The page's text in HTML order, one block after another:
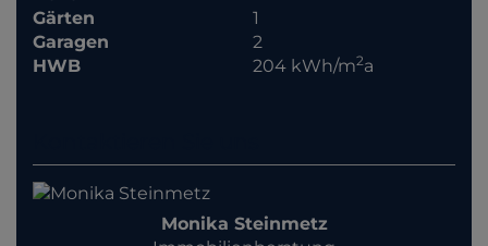
Gärten
1
Garagen
2
HWB
204 kWh/m2a
Monika Steinmetz